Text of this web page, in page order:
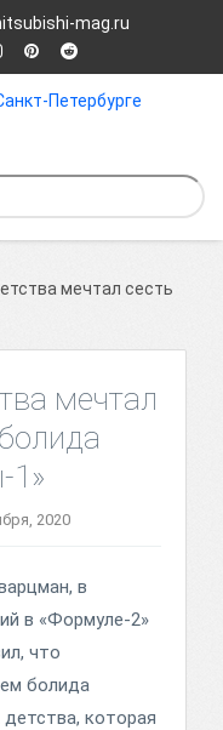
mag.ru
мечтал сесть
мечтал
1»
2020
в
в «Формуле-2»
что
болида
которая